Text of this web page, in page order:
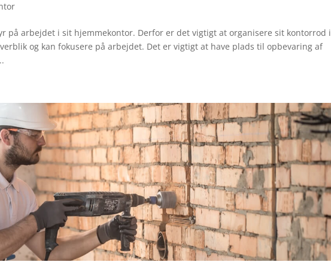
på arbejdet i sit hjemmekontor. Derfor er det vigtigt at organisere sit kontorrod i
og kan fokusere på arbejdet. Det er vigtigt at have plads til opbevaring af